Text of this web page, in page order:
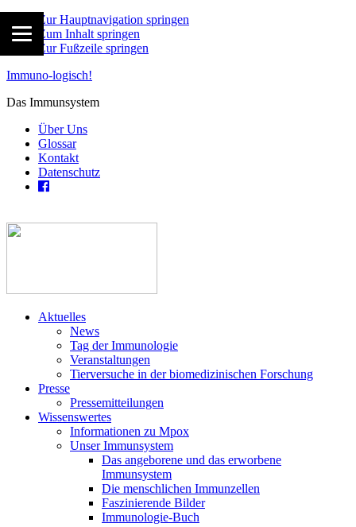
Zur Hauptnavigation springen
Zum Inhalt springen
Zur Fußzeile springen
Immuno-logisch!
Das Immunsystem
Über Uns
Glossar
Kontakt
Datenschutz
Aktuelles
News
Tag der Immunologie
Veranstaltungen
Tierversuche in der biomedizinischen Forschung
Presse
Pressemitteilungen
Wissenswertes
Informationen zu Mpox
Unser Immunsystem
Das angeborene und das erworbene
Immunsystem
Die menschlichen Immunzellen
Faszinierende Bilder
Immunologie-Buch